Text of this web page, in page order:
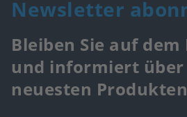
Newsletter
Bleiben Sie auf
und informiert über
neuesten